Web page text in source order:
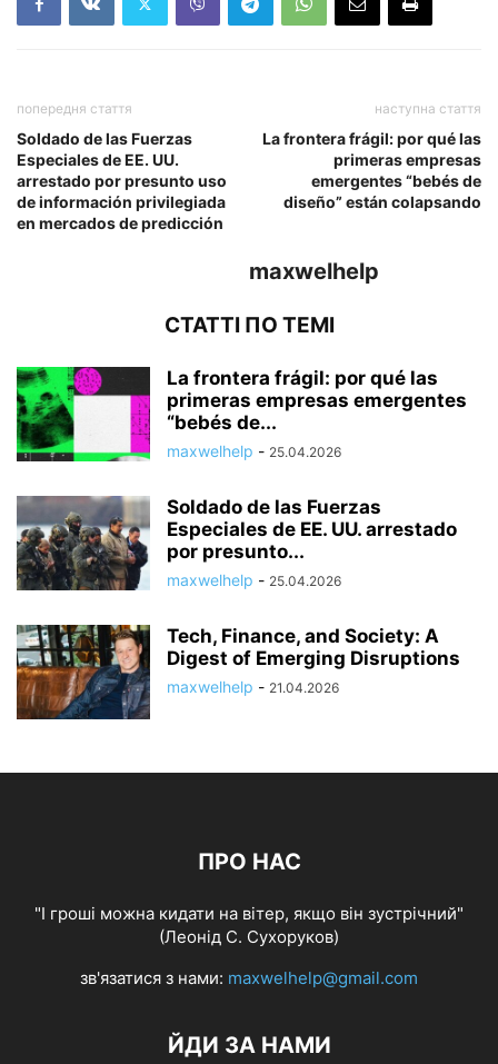
попередня стаття
Soldado de las Fuerzas
Especiales de EE. UU.
arrestado por presunto uso
de información privilegiada
en mercados de predicción
наступна стаття
La frontera frágil: por qué las
primeras empresas
emergentes “bebés de
diseño” están colapsando
maxwelhelp
СТАТТІ ПО ТЕМІ
La frontera frágil: por qué las
primeras empresas emergentes
“bebés de...
maxwelhelp - 25.04.2026
Soldado de las Fuerzas
Especiales de EE. UU. arrestado
por presunto...
maxwelhelp - 25.04.2026
Tech, Finance, and Society: A
Digest of Emerging Disruptions
maxwelhelp - 21.04.2026
ПРО НАС
"І гроші можна кидати на вітер, якщо він зустрічний"
(Леонід С. Сухоруков)
зв'язатися з нами: maxwelhelp@gmail.com
ЙДИ ЗА НАМИ